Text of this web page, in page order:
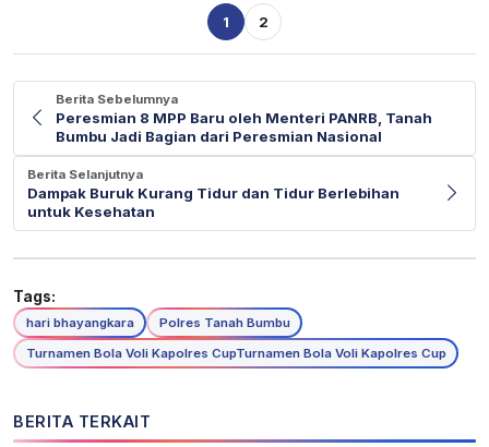
1 2
Berita Sebelumnya
Peresmian 8 MPP Baru oleh Menteri PANRB, Tanah
Bumbu Jadi Bagian dari Peresmian Nasional
Berita Selanjutnya
Dampak Buruk Kurang Tidur dan Tidur Berlebihan
untuk Kesehatan
Tags:
hari bhayangkara
Polres Tanah Bumbu
Turnamen Bola Voli Kapolres CupTurnamen Bola Voli Kapolres Cup
BERITA TERKAIT